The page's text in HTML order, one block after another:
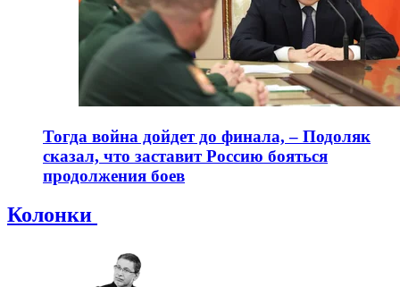
Тогда война дойдет до финала, – Подоляк
сказал, что заставит Россию бояться
продолжения боев
Колонки